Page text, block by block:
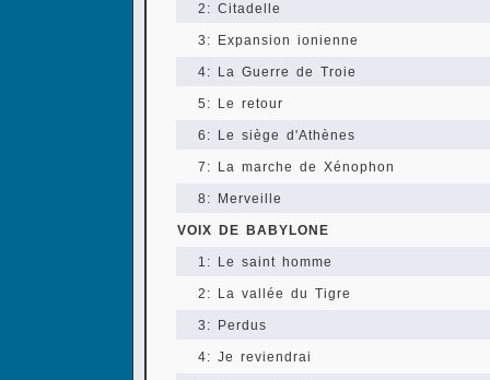
2: Citadelle
3: Expansion ionienne
4: La Guerre de Troie
5: Le retour
6: Le siège d'Athènes
7: La marche de Xénophon
8: Merveille
VOIX DE BABYLONE
1: Le saint homme
2: La vallée du Tigre
3: Perdus
4: Je reviendrai